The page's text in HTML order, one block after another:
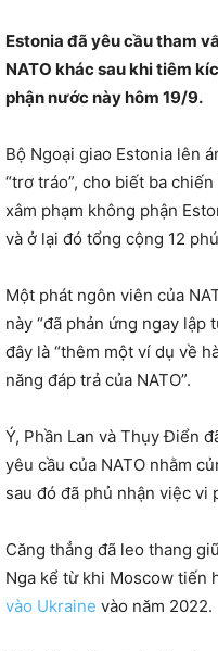
Estonia đã yêu cầu tham
NATO khác sau khi tiêm
phận nước này hôm 19/9.
Bộ Ngoại giao Estonia lên
“trơ tráo”, cho biết ba
xâm phạm không phận
và ở lại đó tổng cộng 12
Một phát ngôn viên của
này “đã phản ứng ngay lập
đây là “thêm một ví dụ về
năng đáp trả của NATO”.
Ý, Phần Lan và Thụy Điển
yêu cầu của NATO nhằm
sau đó đã phủ nhận việc vi
Căng thẳng đã leo thang
Nga kể từ khi Moscow tiến
vào Ukraine vào năm 2022.